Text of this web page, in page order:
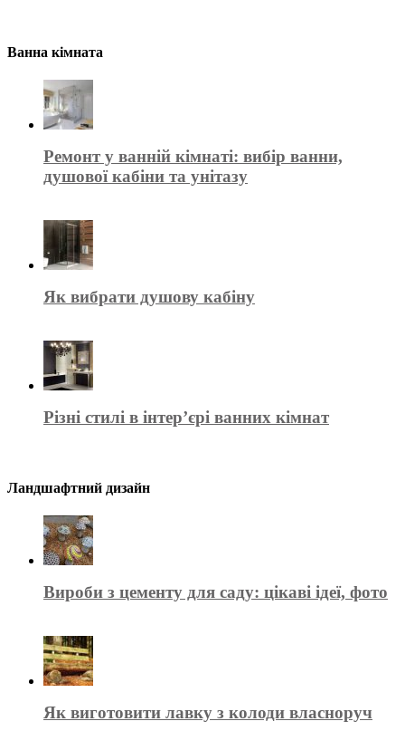
Ванна кімната
Ремонт у ванній кімнаті: вибір ванни,
душової кабіни та унітазу
Як вибрати душову кабіну
Різні стилі в інтер’єрі ванних кімнат
Ландшафтний дизайн
Вироби з цементу для саду: цікаві ідеї, фото
Як виготовити лавку з колоди власноруч